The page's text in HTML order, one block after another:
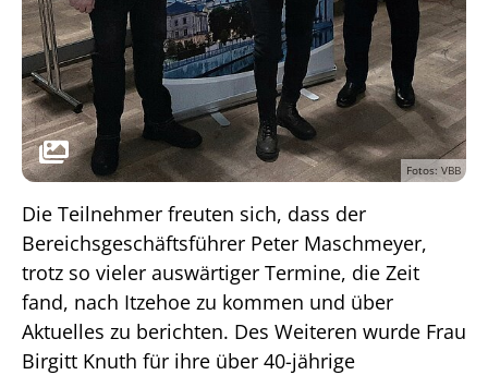
Fotos: VBB
Die Teilnehmer freuten sich, dass der
Bereichsgeschäftsführer Peter Maschmeyer,
trotz so vieler auswärtiger Termine, die Zeit
fand, nach Itzehoe zu kommen und über
Aktuelles zu berichten. Des Weiteren wurde Frau
Birgitt Knuth für ihre über 40-jährige